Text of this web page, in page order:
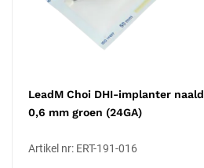
LeadM Choi DHI-implanter naald
0,6 mm groen (24GA)
Artikel nr: ERT-191-016